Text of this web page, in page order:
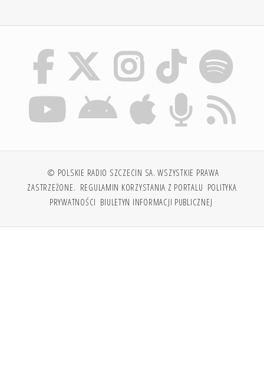
© POLSKIE RADIO SZCZECIN SA. WSZYSTKIE PRAWA
ZASTRZEŻONE. REGULAMIN KORZYSTANIA Z PORTALU POLITYKA
PRYWATNOŚCI BIULETYN INFORMACJI PUBLICZNEJ